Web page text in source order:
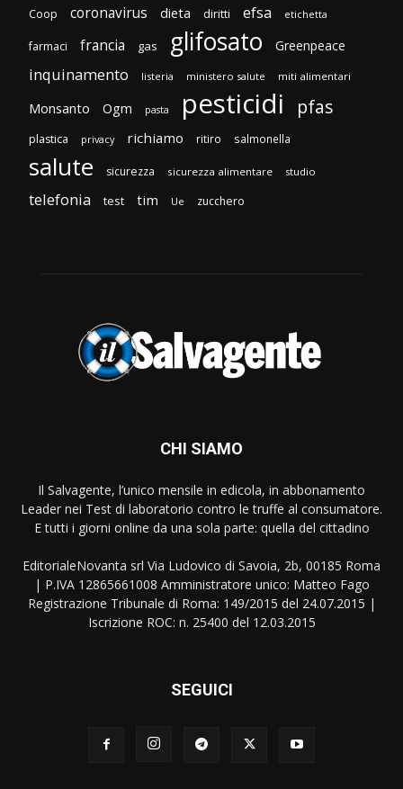
Coop coronavirus dieta diritti efsa etichetta
farmaci francia gas glifosato Greenpeace
inquinamento listeria ministero salute miti alimentari
Monsanto Ogm pasta pesticidi pfas
plastica privacy richiamo ritiro salmonella
salute sicurezza sicurezza alimentare studio
telefonia test tim Ue zucchero
CHI SIAMO
Il Salvagente, l’unico mensile in edicola, in abbonamento
Leader nei Test di laboratorio contro le truffe al consumatore.
E tutti i giorni online da una sola parte: quella del cittadino
EditorialeNovanta srl Via Ludovico di Savoia, 2b, 00185 Roma
| P.IVA 12865661008 Amministratore unico: Matteo Fago
Registrazione Tribunale di Roma: 149/2015 del 24.07.2015 |
Iscrizione ROC: n. 25400 del 12.03.2015
SEGUICI